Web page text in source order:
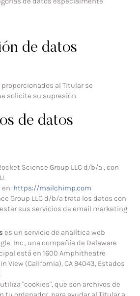
de datos
al Titular se
solicite su supresión.
de datos
Science Group LLC d/b/a , con
https://mailchimp.com
Group LLC d/b/a trata los datos con
sus servicios de email marketing
es un servicio de analítica web
Inc., una compañía de Delaware
está en 1600 Amphitheatre
View (California), CA 94043, Estados
"cookies", que son archivos de